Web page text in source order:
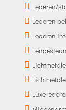
Lederen/
Lederen
Lederen
Luxe